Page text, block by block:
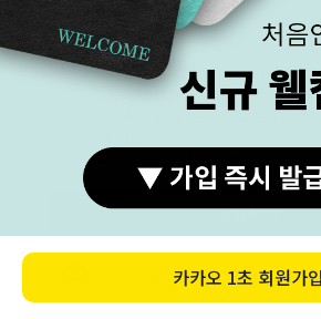
구매하기
교환/반품교환 / 반품
· 상품 수령 후 7일 이내 반품 및
· 상품의 하자가 있는 경우 반품
· 결제 완료 후 주문 취소는 영업일
반품/교환 불가한 사유
· 상품 수령일부터 7일 이상 지난
· 구매자 책임으로 상품의 멸시 또
목걸이 등 구매자만을 위한 상품
(당일/익일 출고 상품을 제외한 모
· 구매자의 요청에 따라 다이아몬